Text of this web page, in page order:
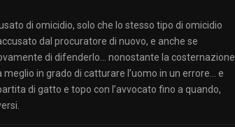
di omicidio, solo che lo stesso tipo di omicidio
dal procuratore di nuovo, e anche se
di difenderlo… nonostante la costernazione
in grado di catturare l’uomo in un errore… e
di gatto e topo con l’avvocato fino a quando,